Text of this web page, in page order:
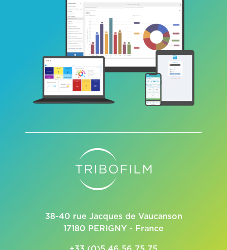
38-40 rue Jacques de Vaucanson
17180 PERIGNY - France